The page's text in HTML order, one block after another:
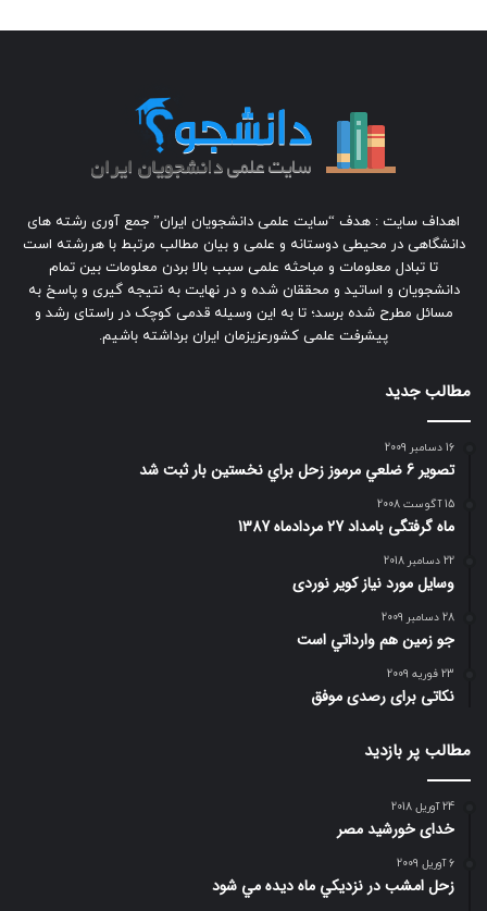
اهداف سایت : هدف “سایت علمی دانشجویان ایران” جمع آوری رشته های
دانشگاهی در محیطی دوستانه و علمی و بیان مطالب مرتبط با هررشته است
تا تبادل معلومات و مباحثه علمی سبب بالا بردن معلومات بین تمام
دانشجویان و اساتید و محققان شده و در نهایت به نتیجه گیری و پاسخ به
مسائل مطرح شده برسد؛ تا به این وسیله قدمی کوچک در راستای رشد و
پیشرفت علمی کشورعزیزمان ایران برداشته باشیم.
مطالب جدید
16 دسامبر 2009
تصوير 6 ضلعي مرموز زحل براي نخستين بار ثبت شد
15 آگوست 2008
ماه گرفتگی بامداد 27 مردادماه 1387
22 دسامبر 2018
وسایل مورد نیاز کویر نوردی
28 دسامبر 2009
جو زمين هم وارداتي است
23 فوریه 2009
نکاتی برای رصدی موفق
مطالب پر بازدید
24 آوریل 2018
خدای خورشید مصر
6 آوریل 2009
زحل امشب در نزديكي ماه ديده مي شود